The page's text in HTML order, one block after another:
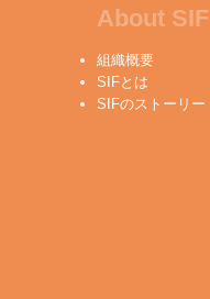
About SIF
組織概要
SIFとは
SIFのストーリー